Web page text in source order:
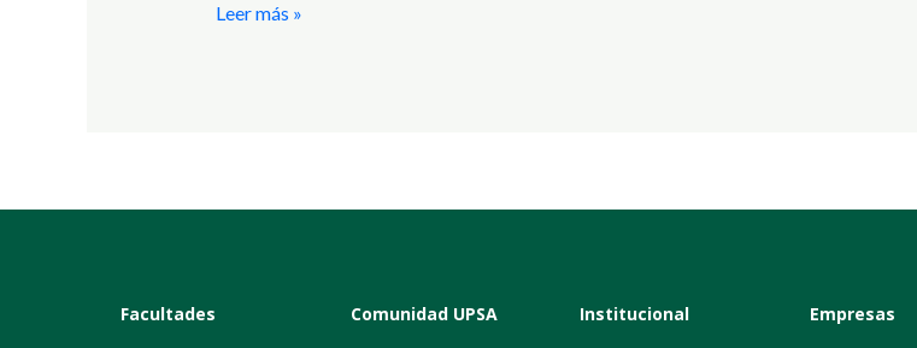
Leer más »
Facultades Comunidad UPSA Institucional Empresas